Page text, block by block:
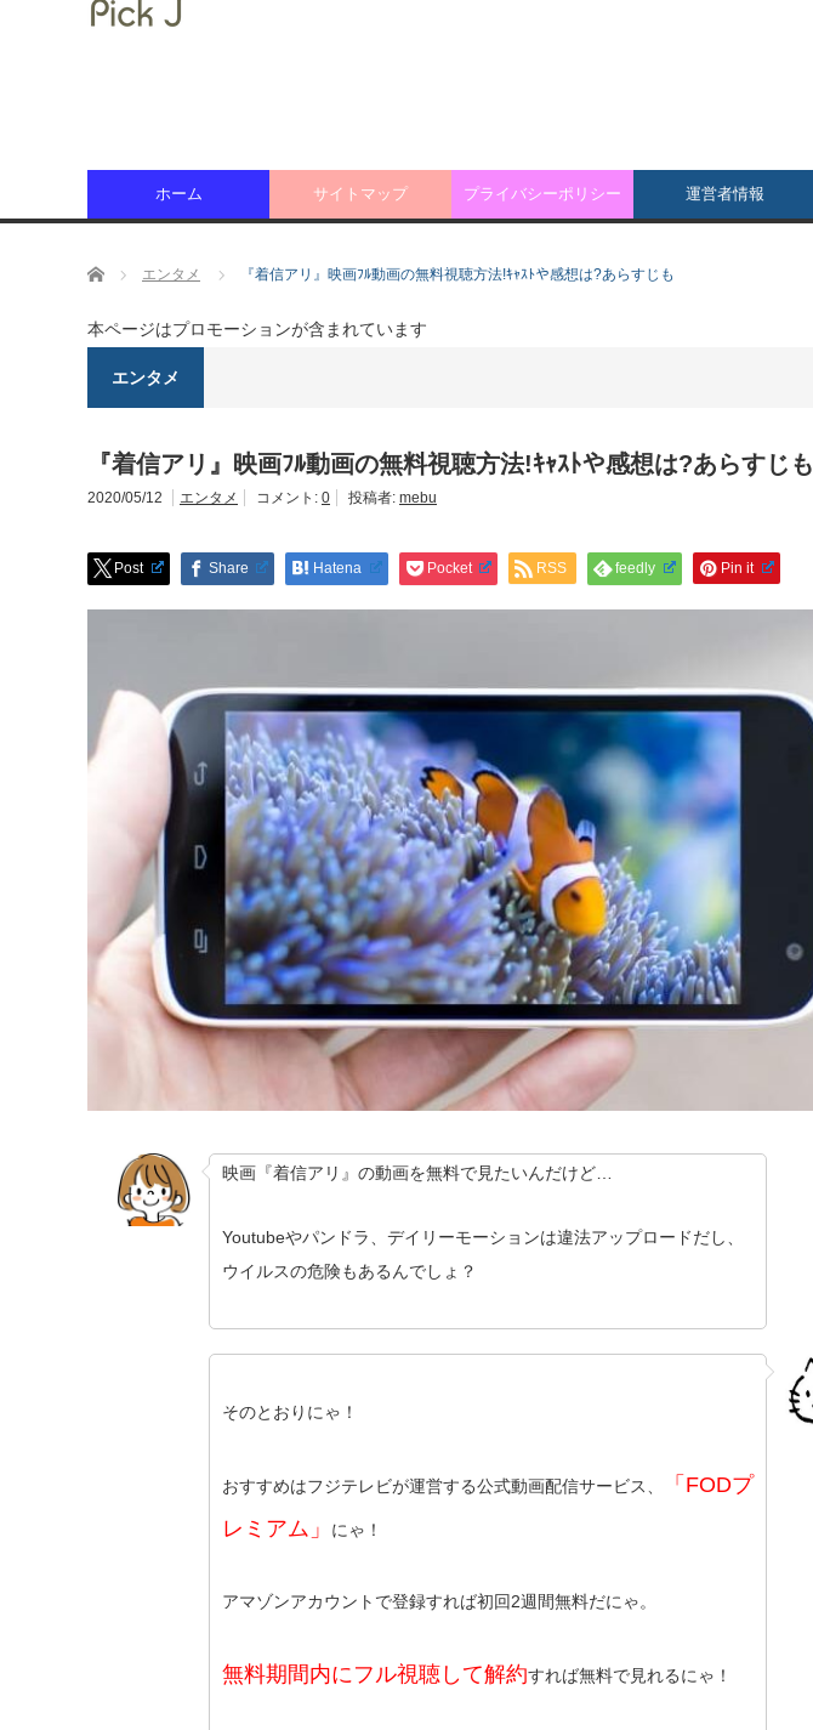
ホーム サイトマップ プライバシーポリシー 運営者情報
ホーム エンタメ 『着信アリ』映画ﾌﾙ動画の無料視聴方法!ｷｬｽﾄや感想は?あらすじも
本ページはプロモーションが含まれています
エンタメ
『着信アリ』映画ﾌﾙ動画の無料視聴方法!ｷｬｽﾄや感想は?あらすじも
2020/05/12 エンタメ コメント: 0 投稿者: mebu
Post Share Hatena Pocket RSS feedly Pin it
映画『着信アリ』の動画を無料で見たいんだけど…
Youtubeやパンドラ、デイリーモーションは違法アップロードだし、
ウイルスの危険もあるんでしょ？
そのとおりにゃ！
おすすめはフジテレビが運営する公式動画配信サービス、
「FODプ
レミアム」
にゃ！
アマゾンアカウントで登録すれば初回2週間無料だにゃ。
無料期間内にフル視聴して解約すれば無料で見れるにゃ！